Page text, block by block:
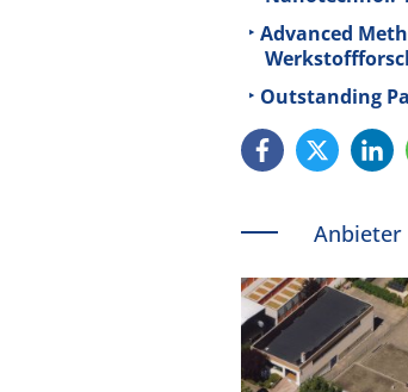
Advanced
Outstanding
Anbieter